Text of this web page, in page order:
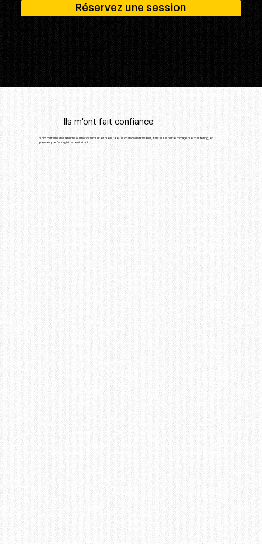
Réservez une session
Voici certains des albums ou morceaux sur lesquels j'ai eu la chance de travailler, tant sur la partie mixage que mastering, en
passant par l'enregistrement studio.
Ils m'ont fait confiance